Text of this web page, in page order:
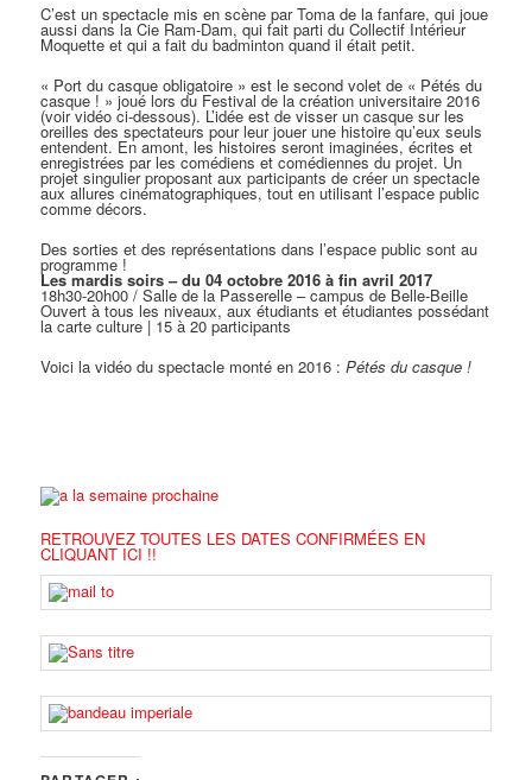
C’est un spectacle mis en scène par Toma de la fanfare, qui joue
aussi dans la Cie Ram-Dam, qui fait parti du Collectif Intérieur
Moquette et qui a fait du badminton quand il était petit.
« Port du casque obligatoire » est le second volet de « Pétés du
casque ! » joué lors du Festival de la création universitaire 2016
(voir vidéo ci-dessous). L’idée est de visser un casque sur les
oreilles des spectateurs pour leur jouer une histoire qu’eux seuls
entendent. En amont, les histoires seront imaginées, écrites et
enregistrées par les comédiens et comédiennes du projet. Un
projet singulier proposant aux participants de créer un spectacle
aux allures cinématographiques, tout en utilisant l’espace public
comme décors.
Des sorties et des représentations dans l’espace public sont au
programme !
Les mardis soirs – du 04 octobre 2016 à fin avril 2017
18h30-20h00 / Salle de la Passerelle – campus de Belle-Beille
Ouvert à tous les niveaux, aux étudiants et étudiantes possédant
la carte culture | 15 à 20 participants
Voici la vidéo du spectacle monté en 2016 :Pétés du casque !
RETROUVEZ TOUTES LES DATES CONFIRMÉES EN
CLIQUANT ICI !!